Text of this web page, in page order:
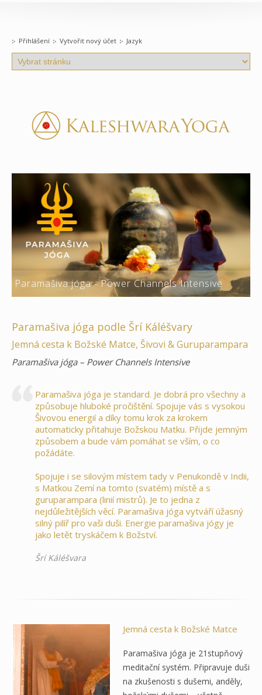
Přihlášení Vytvořit nový účet Jazyk
Paramašiva jóga - Power Channels Intensive
Paramašiva jóga podle Šrí Káléšvary
Jemná cesta k Božské Matce, Šivovi & Guruparampara
Paramašiva jóga – Power Channels Intensive
Paramašiva jóga je standard. Je dobrá pro všechny a
způsobuje hluboké pročištění. Spojuje vás s vysokou
Šivovou energií a díky tomu krok za krokem
automaticky přitahuje Božskou Matku. Přijde jemným
způsobem a bude vám pomáhat se vším, o co
požádáte.
Spojuje i se silovým místem tady v Penukondě v Indii,
s Matkou Zemí na tomto (svatém) místě a s
guruparampara (linií mistrů). Je to jedna z
nejdůležitějších věcí. Paramašiva jóga vytváří úžasný
silný pilíř pro vaši duši. Energie paramašiva jógy je
jako letět tryskáčem k Božství.
Šrí Káléšvara
Jemná cesta k Božské Matce
Paramašiva jóga je 21stupňový
meditační systém. Připravuje duši
na zkušenosti s dušemi, anděly,